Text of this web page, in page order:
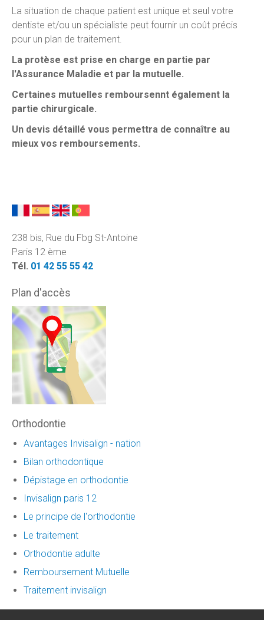
La situation de chaque patient est unique et seul votre
dentiste et/ou un spécialiste peut fournir un coût précis
pour un plan de traitement.
La protèse est prise en charge en partie par
l'Assurance Maladie et par la mutuelle.
Certaines mutuelles remboursennt également la
partie chirurgicale.
Un devis détaillé vous permettra de connaître au
mieux vos remboursements.
238 bis, Rue du Fbg St-Antoine
Paris 12 ème
Tél. 01 42 55 55 42
Plan d'accès
Orthodontie
Avantages Invisalign - nation
Bilan orthodontique
Dépistage en orthodontie
Invisalign paris 12
Le principe de l'orthodontie
Le traitement
Orthodontie adulte
Remboursement Mutuelle
Traitement invisalign